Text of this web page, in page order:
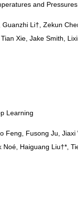
and Pressures
Guanzhi Li†, Zekun
Xie, Jake Smith,
Learning
Feng, Fusong Ju, Jiaxi
Haiguang Liu†*,